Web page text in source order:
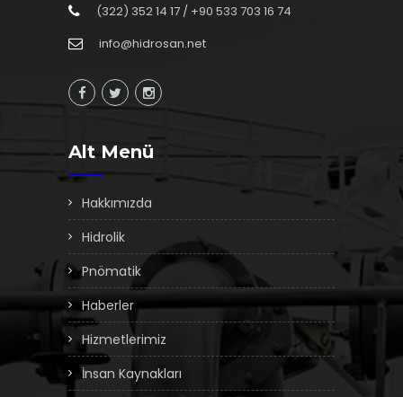
(322) 352 14 17 / +90 533 703 16 74
info@hidrosan.net
Alt Menü
Hakkımızda
Hidrolik
Pnömatik
Haberler
Hizmetlerimiz
İnsan Kaynakları